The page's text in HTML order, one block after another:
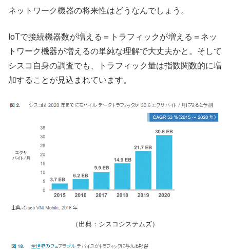
ネットワーク機器の将来性はどうなんでしょう。
IoTで接続機器数が増える＝トラフィックが増える＝ネッ
トワーク機器が増えるの単純な理解で大丈夫かと。そして
シスコ自身の調査でも、トラフィック量は指数関数的に増
加することが見込まれています。
（出典：シスコシステムズ）